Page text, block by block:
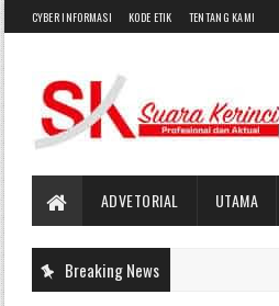
CYBER INFORMASI KODE ETIK TENTANG KAMI
ADVETORIAL UTAMA
Breaking News